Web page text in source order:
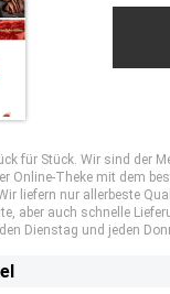
für Stück. Wir sind der
Online-Theke mit dem
liefern nur allerbeste
aber auch schnelle
Dienstag und jeden